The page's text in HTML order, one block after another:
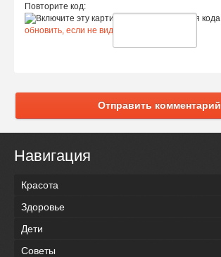
Повторите код:
обновить, если не виден код
Отправить комментарий
Навигация
Красота
Здоровье
Дети
Советы